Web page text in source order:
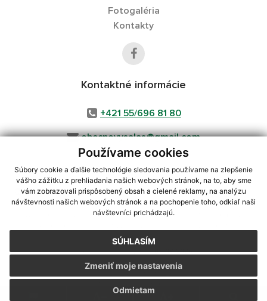
Používame cookies
Súbory cookie a ďalšie technológie sledovania používame na zlepšenie
vášho zážitku z prehliadania našich webových stránok, na to, aby sme
vám zobrazovali prispôsobený obsah a cielené reklamy, na analýzu
návštevnosti našich webových stránok a na pochopenie toho, odkiaľ naši
návštevníci prichádzajú.
SÚHLASÍM
Odmietam
Zmeniť moje nastavenia
Fotogaléria
Kontakty
Kontaktné informácie
+421 55/696 81 80
obecnovysalas@gmail.com
využite možnosť získavania aktuálnych informácií s využitím RSS
CMS systém (redakčný) systém ECHELON 2,Mapa stránok,web portál
webex.digital, s.r.o.,domény,registrácia domény
Posledná aktualizácia:05.08.2026
Vytlačiť stránku|Vyhlásenie o prístupnosti